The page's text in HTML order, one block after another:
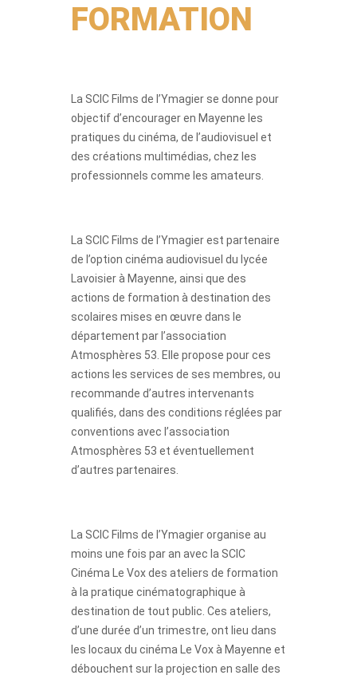
FORMATION
La SCIC Films de l’Ymagier se donne pour
objectif d’encourager en Mayenne les
pratiques du cinéma, de l’audiovisuel et
des créations multimédias, chez les
professionnels comme les amateurs.
La SCIC Films de l’Ymagier est partenaire
de l’option cinéma audiovisuel du lycée
Lavoisier à Mayenne, ainsi que des
actions de formation à destination des
scolaires mises en œuvre dans le
département par l’association
Atmosphères 53. Elle propose pour ces
actions les services de ses membres, ou
recommande d’autres intervenants
qualifiés, dans des conditions réglées par
conventions avec l’association
Atmosphères 53 et éventuellement
d’autres partenaires.
La SCIC Films de l’Ymagier organise au
moins une fois par an avec la SCIC
Cinéma Le Vox des ateliers de formation
à la pratique cinématographique à
destination de tout public. Ces ateliers,
d’une durée d’un trimestre, ont lieu dans
les locaux du cinéma Le Vox à Mayenne et
débouchent sur la projection en salle des